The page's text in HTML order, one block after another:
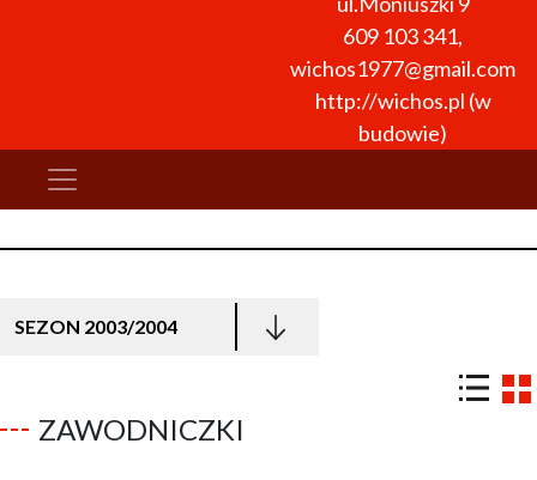
609 103 341,
wichos1977@gmail.com
http://wichos.pl (w
budowie)
SEZON 2003/2004
ZAWODNICZKI